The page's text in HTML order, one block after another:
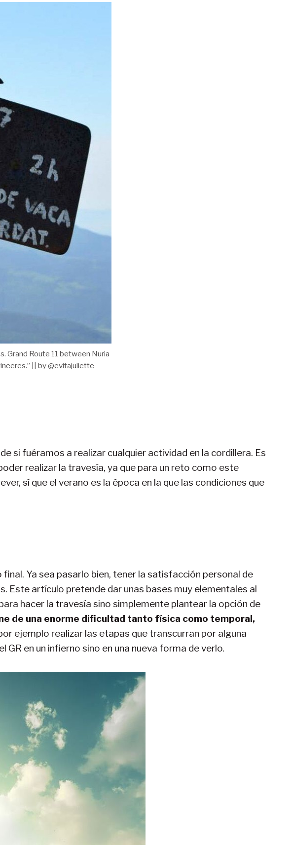
Grand Route 11 between Nuria
|| by @evitajuliette
si fuéramos a realizar cualquier actividad en la cordillera. Es
realizar la travesía, ya que para un reto como este
sí que el verano es la época en la que las condiciones que
Ya sea pasarlo bien, tener la satisfacción personal de
Este artículo pretende dar unas bases muy elementales al
hacer la travesía sino simplemente plantear la opción de
de una enorme dificultad tanto física como temporal,
ejemplo realizar las etapas que transcurran por alguna
en un infierno sino en una nueva forma de verlo.